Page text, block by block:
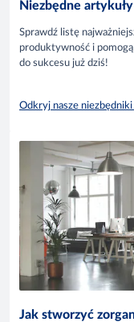
Niezbędne
Sprawdź listę
produktywność i
do sukcesu już dziś!
Odkryj nasze niezbędniki
Jak stworzyć